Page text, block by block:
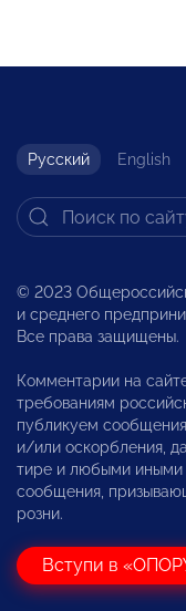
Русский English
© 2023
и среднего
Все права защищены.
Комментарии на
требованиям
публикуем
и/или оскорбления,
тире и любыми иными
сообщения,
розни.
Вступи в